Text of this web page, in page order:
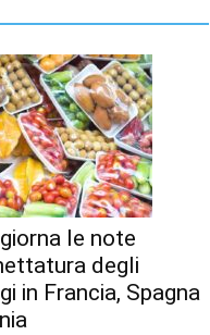
le note
degli
in Francia, Spagna